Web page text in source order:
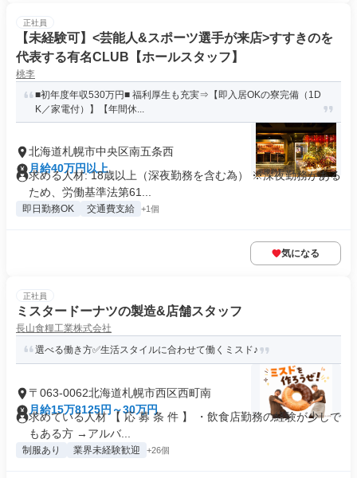
正社員
【未経験可】<芸能人&スポーツ選手が来店>すすきのを
代表する有名CLUB【ホールスタッフ】
桃李
■初年度年収530万円■ 福利厚生も充実⇒【即入居OKの寮完備（1D
K／家電付）】【年間休...
北海道札幌市中央区南五条西
月給40万円以上
求める人材: 18歳以上（深夜勤務を含む為） ※深夜勤務がある
ため、労働基準法第61...
即日勤務OK 交通費支給 +1個
気になる
正社員
ミスタードーナツの製造&店舗スタッフ
長山食糧工業株式会社
選べる働き方✅生活スタイルに合わせて働くミスド♪
〒063-0062北海道札幌市西区西町南
月給15万8125円～30万円
求めている人材 【 応 募 条 件 】 ・飲食店勤務の経験が少しで
もある方 →アルバ...
制服あり 業界未経験歓迎 +26個